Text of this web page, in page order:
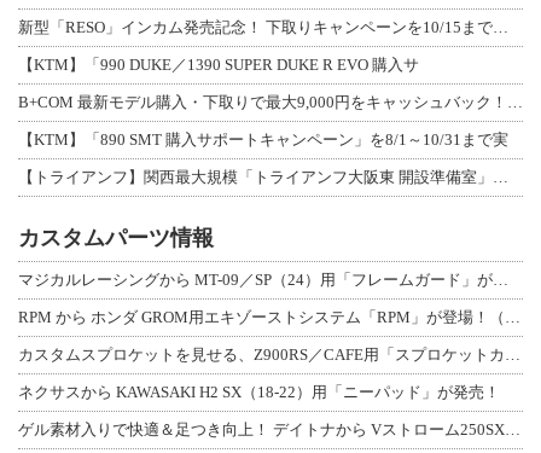
【KTM】「990 DUKE／1390 SUPER DUKE R EVO 購入サ
【KTM】「890 SMT 購入サポートキャンペーン」を8/1～10/31まで実
カスタムパーツ情報
ネクサスから KAWASAKI H2 SX（18-22）用「ニーパッド」が発売！